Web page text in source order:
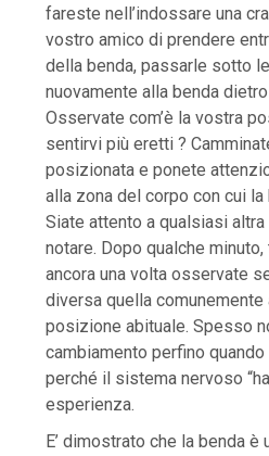
fareste nell’indossare una
vostro amico di prendere
della benda, passarle sotto
nuovamente alla benda
Osservate com’è la vostra
sentirvi più eretti ?
posizionata e ponete
alla zona del corpo con cui
Siate attento a qualsiasi
notare. Dopo qualche
ancora una volta osservate
diversa quella comunemente
posizione abituale. Spesso
cambiamento perfino
perché il sistema nervoso
esperienza.
E’ dimostrato che la benda